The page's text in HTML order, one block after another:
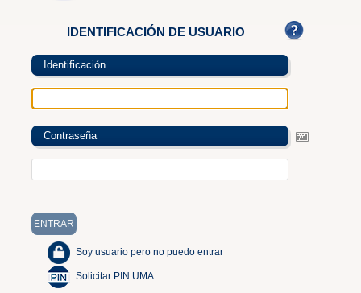
IDENTIFICACIÓN DE USUARIO
Identificación
Contraseña
Soy usuario pero no puedo entrar
Solicitar PIN UMA